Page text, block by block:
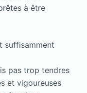
à être
suffisamment
pas trop tendres
et vigoureuses